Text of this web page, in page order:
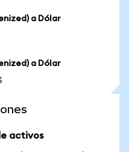
a Dólar
a Dólar
activos